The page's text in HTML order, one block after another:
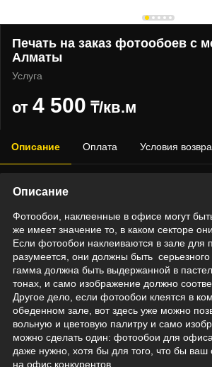
Печать на заказ фотообоев с
Алматы
Услуга
от 4 500 ₸/кв.м
Описание Оплата Условия
Описание
Фотообои, наклеенные в офисе могут
же имеет значение то, в каком секторе
Если фотообои наклеиваются в зале для
разумеется, они должны быть
гамма должна быть выдержанной в
тонах, и само изображение должно
Другое дело, если фотообои клеятся в
обеденном зале, вот здесь уже можно
вольную и цветовую палитру и само
можно сделать один: фотообои для
даже нужно, хотя бы для того, что бы
на офис конкурентов.